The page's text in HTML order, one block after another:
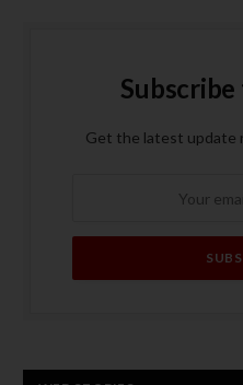
Get the latest update